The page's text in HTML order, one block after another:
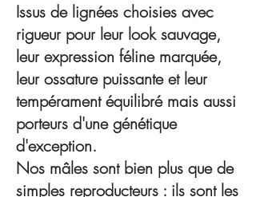
Issus de lignées choisies avec
rigueur pour leur look sauvage,
leur expression féline marquée,
leur ossature puissante et leur
tempérament équilibré mais aussi
porteurs d'une génétique
d'exception.
Nos mâles sont bien plus que de
simples reproducteurs : ils sont les